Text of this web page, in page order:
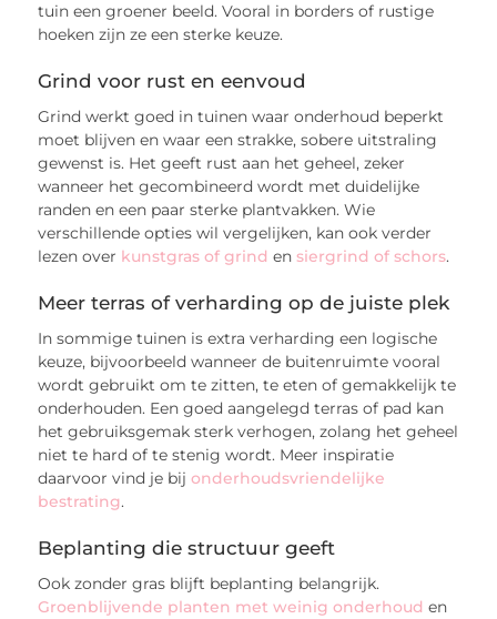
tuin een groener beeld. Vooral in borders of rustige
hoeken zijn ze een sterke keuze.
Grind voor rust en eenvoud
Grind werkt goed in tuinen waar onderhoud beperkt
moet blijven en waar een strakke, sobere uitstraling
gewenst is. Het geeft rust aan het geheel, zeker
wanneer het gecombineerd wordt met duidelijke
randen en een paar sterke plantvakken. Wie
verschillende opties wil vergelijken, kan ook verder
lezen over kunstgras of grind ensiergrind of schors.
Meer terras of verharding op de juiste plek
In sommige tuinen is extra verharding een logische
keuze, bijvoorbeeld wanneer de buitenruimte vooral
wordt gebruikt om te zitten, te eten of gemakkelijk te
onderhouden. Een goed aangelegd terras of pad kan
het gebruiksgemak sterk verhogen, zolang het geheel
niet te hard of te stenig wordt. Meer inspiratie
daarvoor vind je bijonderhoudsvriendelijke
bestrating.
Beplanting die structuur geeft
Ook zonder gras blijft beplanting belangrijk.
Groenblijvende planten met weinig onderhoud en